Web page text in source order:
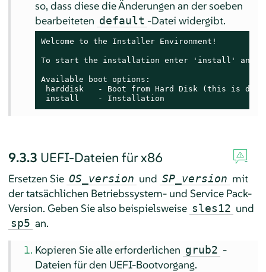
so, dass diese die Änderungen an der soeben
bearbeiteten default -Datei widergibt.
Welcome to the Installer Environment!
To start the installation enter 'install' and
Available boot options:
harddisk   - Boot from Hard Disk (this is
install    - Installation
9.3.3 UEFI-Dateien für x86
Ersetzen Sie OS_version und SP_version mit
der tatsächlichen Betriebssystem- und Service Pack-
Version. Geben Sie also beispielsweise sles12 und
sp5 an.
Kopieren Sie alle erforderlichen grub2 -
Dateien für den UEFI-Bootvorgang.